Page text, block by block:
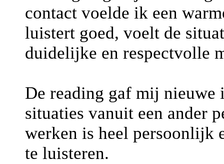
contact voelde ik een
luistert goed, voelt de
duidelijke en respectvolle
De reading gaf mij nieuwe
situaties vanuit een ander
werken is heel persoonlijk
te luisteren.